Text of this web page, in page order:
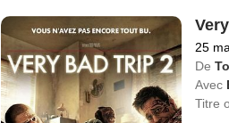
25
De
Avec
Titre